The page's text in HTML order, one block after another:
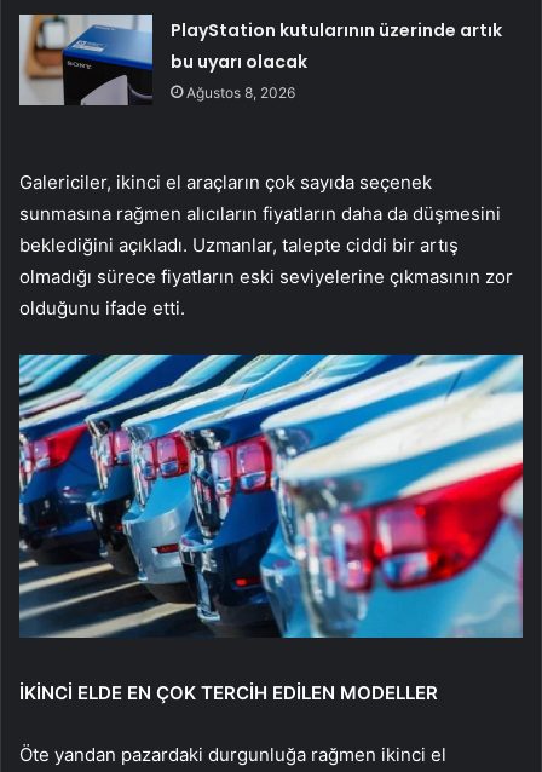
PlayStation kutularının üzerinde artık
bu uyarı olacak
Ağustos 8, 2026
Galericiler, ikinci el araçların çok sayıda seçenek
sunmasına rağmen alıcıların fiyatların daha da düşmesini
beklediğini açıkladı. Uzmanlar, talepte ciddi bir artış
olmadığı sürece fiyatların eski seviyelerine çıkmasının zor
olduğunu ifade etti.
İKİNCİ ELDE EN ÇOK TERCİH EDİLEN MODELLER
Öte yandan pazardaki durgunluğa rağmen ikinci el